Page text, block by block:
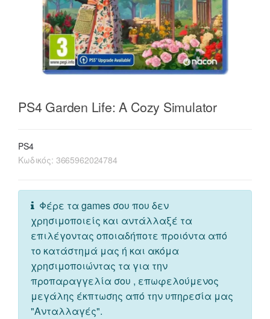
PS4 Garden Life: A Cozy Simulator
PS4
Κωδικός: 3665962024784
Φέρε τα games σου που δεν
χρησιμοποιείς και αντάλλαξέ τα
επιλέγοντας οποιαδήποτε προιόντα από
το κατάστημά μας ή και ακόμα
χρησιμοποιώντας τα για την
προπαραγγελία σου , επωφελούμενος
μεγάλης έκπτωσης από την υπηρεσία μας
"Ανταλλαγές".